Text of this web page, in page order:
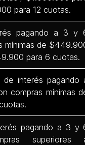
para 12 cuotas.
pagando a 3 y
mínimas de
para 6 cuotas.
de interés pagando
compras mínimas
pagando a 3 y
superiores